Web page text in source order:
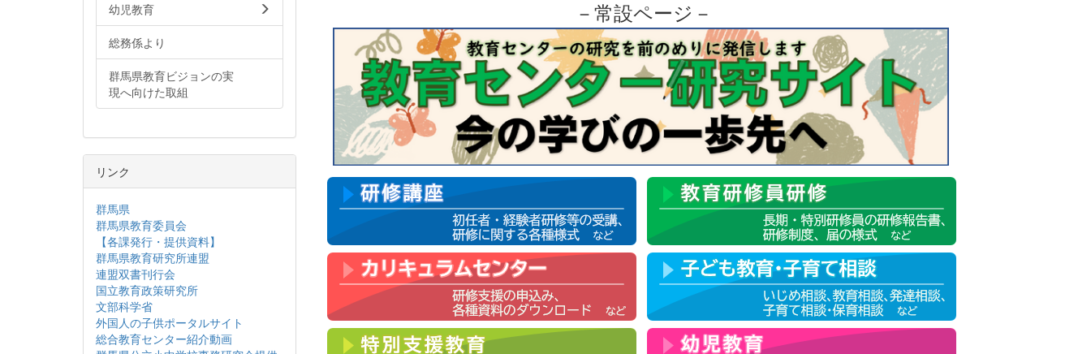
・R08.05.08「3030 社会科・地歴公民科研修講座（7/29）」は定員に達しました。受講申込みの受付を終了いたします。
・R08.04.28 「3040 理科研修講座（8/21）」及び「3340 見る・触れる・体験する環境教育研修講座」は定員に達しまし
た。受講申込みの受付を終了いたします。
・R08.04.27 「3630 高校・特別支援学校臨時的任用教員及び非常勤職員研修講座」は定員に達しました。受講申込みの
受付を終了いたします。
・R08.04.27 「3130 小学校プログラミング教育研修講座」は定員に達しました。受講申込みの受付を終了いたします。
・R08.04.27 「3100 家庭科研修講座」は定員に達しました。受講申込みの受付を終了いたします。
・R08.04.27 「3060 図画工作科・美術科研修講座」は定員に達しました。受講申込みの受付を終了いたします。
・R08.04.27 「3120 道徳科研修講座」は定員に達しました。受講申込みの受付を終了いたします。
・R08.04.27「3390_視野を広げる特別支援教育研修講座」7/29開催分 は定員に達しました。受講申込みの受付を終了い
たします。
・R08.04.27「3410_アセスメントスキルアップ講座」は定員に達しました。受講申込みの受付を終了いたします。
・R08.04.24R7年度の教育研修員の報告書一覧ページを更新いたしました。
・R08.04.16 「3350 高校専門教育研修講座」における11月の実施日が確定しましたので、実施要項を差し替えました。
・R08.03.17 「令和８年度教育研修員研修開始日及び入所式について」を教育研修員研修のページ
・R08.03.17 教育センター研究サイトが随時更新されています。こちらからご覧ください。
・R08.02.07 ぐんま教育フェスタ長研・長社研の発表動画を公開しました。 こちらからご覧ください。
ぐんま教育フェスタの特研概要版を公開しました。 からご覧ください。
・R08.01.26 「4040 未来を創る教員養成セミナー」2/20の申し込みを終了いたします。
・R08.01.26 「4050 教員ReStart支援セミナー」2/20の申し込みを終了いたします。
・R08.01.05 令和７年度ぐんま教育フェスタ特設ページを公開しました。
・R07.10.31 「4040 未来を創る教員養成セミナー」11/20の申し込みを終了いたします。
・R07.10.31 「4050 教員ReStart支援セミナー」11/20の申し込みを終了いたします。
・R07.10.24 「3020 算数・数学科研修講座」10/31の申し込みを終了いたします。
・R07.10.23 「3010 学校事務職員スキルアップ研修講座」10/23の申込受付を終了いたします。
・R07.09.12 「3010 学校事務職員スキルアップ研修講座」10/10の申込受付を終了いたします。
－常設ページ－
幼児教育
総務係より
群馬県教育ビジョンの実
現へ向けた取組
リンク
群馬県
群馬県教育委員会
【各課発行・提供資料】
群馬県教育研究所連盟
連盟双書刊行会
国立教育政策研究所
文部科学省
外国人の子供ポータルサイト
総合教育センター紹介動画